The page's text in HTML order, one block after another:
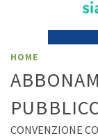
HOME
CONVENZIONE